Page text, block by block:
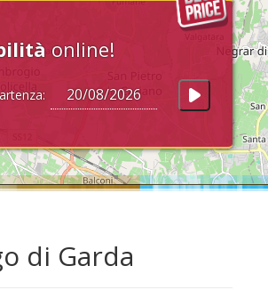
online!
di Garda